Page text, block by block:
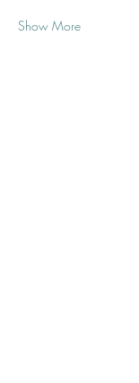
Show More